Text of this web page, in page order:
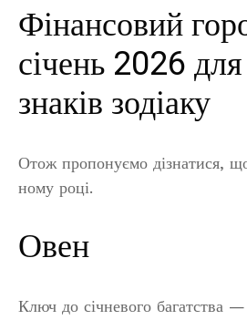
Фінансовий
січень 2026 для
знаків зодіаку
Отож пропонуємо дізнатися,
ному році.
Овен
Ключ до січневого багатства